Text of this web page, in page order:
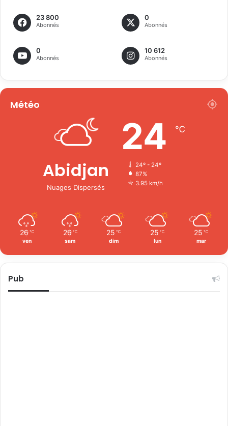
23 800
Abonnés
0
Abonnés
0
Abonnés
10 612
Abonnés
Météo
Abidjan
Nuages Dispersés
24 ℃
24º - 24º
87%
3.95 km/h
26 ℃
ven
26 ℃
sam
25 ℃
dim
25 ℃
lun
25 ℃
mar
Pub